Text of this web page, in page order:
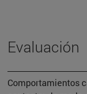
Evaluación
Comportamientos